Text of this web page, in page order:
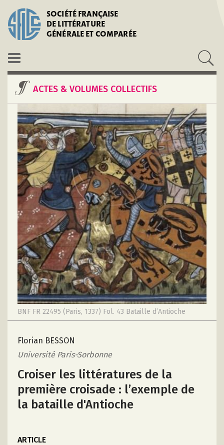
SOCIÉTÉ FRANÇAISE
DE LITTÉRATURE
GÉNÉRALE ET COMPARÉE
ACTES & VOLUMES COLLECTIFS
BNF FR 22495 (Paris, 1337) Fol. 43 Bataille d’Antioche
Florian BESSON
Université Paris-Sorbonne
Croiser les littératures de la
première croisade : l’exemple de
la bataille d'Antioche
ARTICLE